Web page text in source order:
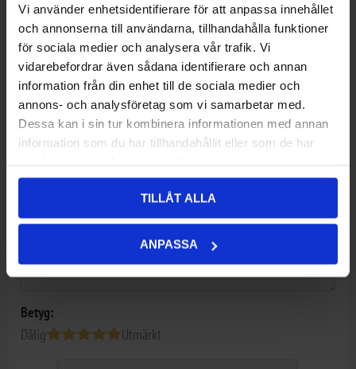
Vi använder enhetsidentifierare för att anpassa innehållet
och annonserna till användarna, tillhandahålla funktioner
för sociala medier och analysera vår trafik. Vi
vidarebefordrar även sådana identifierare och annan
information från din enhet till de sociala medier och
annons- och analysföretag som vi samarbetar med.
Dessa kan i sin tur kombinera informationen med annan
information som du har tillhandahållit eller som de har
TILLÅT ALLA
ANPASSA
Recensioner
Du måste logga in/registrera dig för att kunna skriva recensioner
Recensionens titel:
*
Betyg:
Dålig
Utmärkt